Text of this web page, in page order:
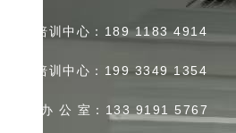
首页
专项服务
全年培训
北京培训中心：189 1183 4914
上海培训中心：199 3349 1354
广州 办 公 室：133 9191 5767